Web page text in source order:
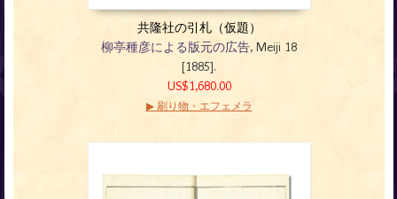
共隆社の引札（仮題）
柳亭種彦による版元の広告, Meiji 18
[1885].
US$1,680.00
▶ 刷り物・エフェメラ